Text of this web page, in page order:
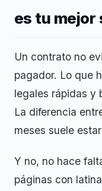
es tu mejor
Un contrato no
pagador. Lo que
legales rápidas y
La diferencia
meses suele
Y no, no hace
páginas con